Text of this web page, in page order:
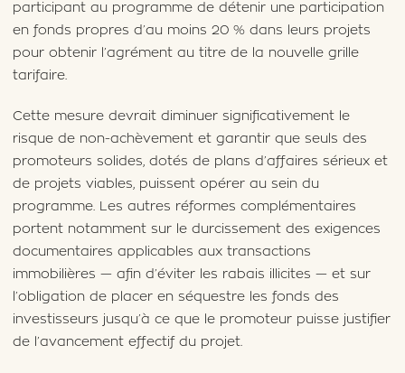
participant au programme de détenir une participation
en fonds propres d’au moins 20 % dans leurs projets
pour obtenir l’agrément au titre de la nouvelle grille
tarifaire.
Cette mesure devrait diminuer significativement le
risque de non-achèvement et garantir que seuls des
promoteurs solides, dotés de plans d’affaires sérieux et
de projets viables, puissent opérer au sein du
programme. Les autres réformes complémentaires
portent notamment sur le durcissement des exigences
documentaires applicables aux transactions
immobilières — afin d’éviter les rabais illicites — et sur
l’obligation de placer en séquestre les fonds des
investisseurs jusqu’à ce que le promoteur puisse justifier
de l’avancement effectif du projet.